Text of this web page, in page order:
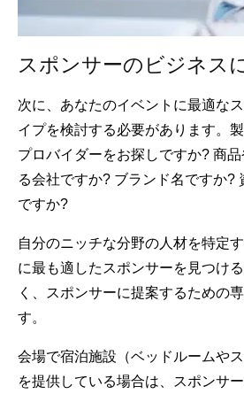
スポンサーのビジネス
次に、あなたのイベントに最適な
イプを検討する必要があります。
プロバイダーをお探しですか? 商
る会社ですか? ブランド名ですか?
ですか?
自分のニッチな分野の人材を特定
に最も適したスポンサーを見つけ
く、スポンサーに提案するための
す。
会場で宿泊施設（ベッドルームや
を提供している場合は、スポンサ